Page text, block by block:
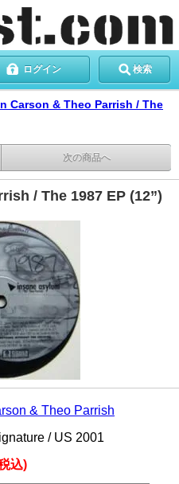
ログイン 検索
Carson & Theo Parrish / The
次の商品へ
/ The 1987 EP (12”)
& Theo Parrish
/ US 2001
込)